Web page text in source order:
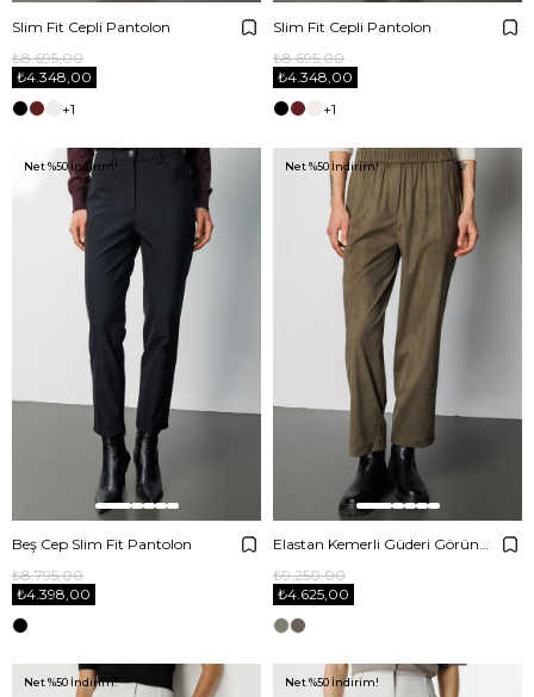
Slim Fit Cepli Pantolon
₺4.348,00
₺8.695,00
+1
Slim Fit Cepli Pantolon
₺4.348,00
₺8.695,00
+1
Beş Cep Slim Fit Pantolon
₺4.398,00
₺8.795,00
Net %50 İndirim!
Elastan Kemerli Güderi Görünümlü Pantolon
₺4.625,00
₺9.250,00
Net %50 İndirim!
Net %50 İndirim! Net %50 İndirim!